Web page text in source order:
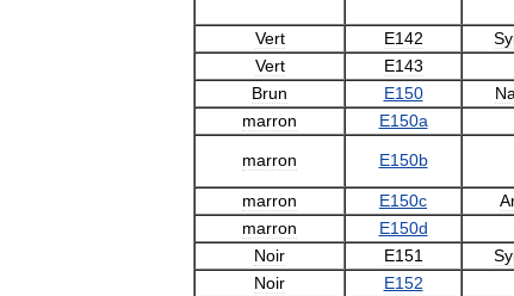
Vert E142
Vert
E143
Brun
E150
marron
E150a
marron E150b
marron
E150c
marron
E150d
Noir
E151
Noir
E152